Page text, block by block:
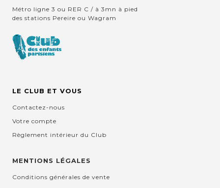
Métro ligne 3 ou RER C / à 3mn à pied
des stations Pereire ou Wagram
LE CLUB ET VOUS
Contactez-nous
Votre compte
Règlement intérieur du Club
MENTIONS LÉGALES
Conditions générales de vente